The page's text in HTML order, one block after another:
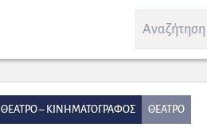
ΘΕΑΤΡΟ – ΚΙΝΗΜΑΤΟΓΡΑΦΟΣ ΘΕΑΤΡΟ